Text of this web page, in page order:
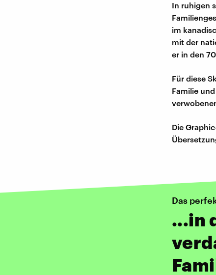
In ruhigen
im
mit der
er in den
Für diese
Familie
Die
Das
...in